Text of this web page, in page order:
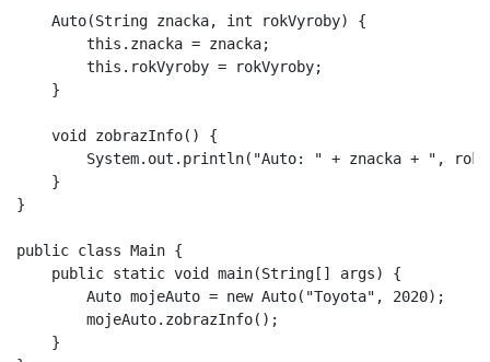
    Auto(String znacka, int rokVyroby) {
        this.znacka = znacka;
        this.rokVyroby = rokVyroby;
    }
    void zobrazInfo() {
System.out.println("Auto: " + znacka + ",
    }
}
public class Main {
    public static void main(String[] args) {
        Auto mojeAuto = new Auto("Toyota", 2020);
        mojeAuto.zobrazInfo();
    }